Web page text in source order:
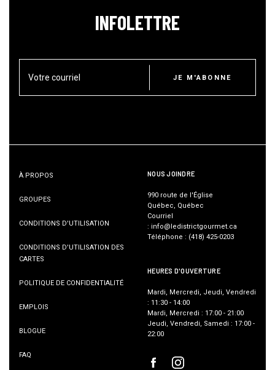
INFOLETTRE
Votre courriel JE M'ABONNE
À PROPOS
GROUPES
CONDITIONS D'UTILISATION
CONDITIONS D'UTILISATION DES
CARTES
POLITIQUE DE CONFIDENTIALITÉ
EMPLOIS
BLOGUE
FAQ
NOUS JOINDRE
990 route de l'Église
Québec, Québec
Courriel
: info@ledistrictgourmet.ca
Téléphone : (418) 425-0203
HEURES D'OUVERTURE
Mardi, Mercredi, Jeudi, Vendredi
: 11:30 - 14:00
Mardi, Mercredi : 17:00 - 21:00
Jeudi, Vendredi, Samedi : 17:00 -
22:00